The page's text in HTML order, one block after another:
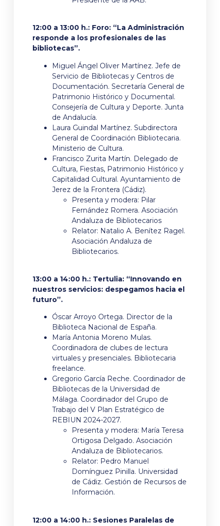
12:00 a 13:00 h.: Foro: “La Administración
responde a los profesionales de las
bibliotecas”.
Miguel Ángel Oliver Martínez. Jefe de
Servicio de Bibliotecas y Centros de
Documentación. Secretaría General de
Patrimonio Histórico y Documental.
Consejería de Cultura y Deporte. Junta
de Andalucía.
Laura Guindal Martínez. Subdirectora
General de Coordinación Bibliotecaria.
Ministerio de Cultura.
Francisco Zurita Martín. Delegado de
Cultura, Fiestas, Patrimonio Histórico y
Capitalidad Cultural. Ayuntamiento de
Jerez de la Frontera (Cádiz).
Presenta y modera: Pilar
Fernández Romera. Asociación
Andaluza de Bibliotecarios
Relator: Natalio A. Benítez Ragel.
Asociación Andaluza de
Bibliotecarios.
13:00 a 14:00 h.: Tertulia: “Innovando en
nuestros servicios: despegamos hacia el
futuro”.
Óscar Arroyo Ortega. Director de la
Biblioteca Nacional de España.
María Antonia Moreno Mulas.
Coordinadora de clubes de lectura
virtuales y presenciales. Bibliotecaria
freelance.
Gregorio García Reche. Coordinador de
Bibliotecas de la Universidad de
Málaga. Coordinador del Grupo de
Trabajo del V Plan Estratégico de
REBIUN 2024-2027.
Presenta y modera: María Teresa
Ortigosa Delgado. Asociación
Andaluza de Bibliotecarios.
Relator: Pedro Manuel
Domínguez Pinilla. Universidad
de Cádiz. Gestión de Recursos de
Información.
12:00 a 14:00 h.: Sesiones Paralelas de